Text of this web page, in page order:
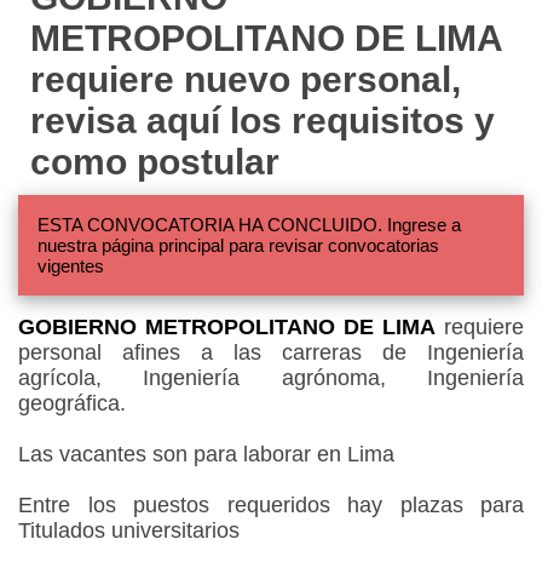
METROPOLITANO DE LIMA
requiere nuevo personal,
revisa aquí los requisitos y
como postular
ESTA CONVOCATORIA HA CONCLUIDO. Ingrese a
nuestra página principal para revisar convocatorias
vigentes
GOBIERNO METROPOLITANO DE LIMA requiere
personal afines a las carreras de Ingeniería
agrícola, Ingeniería agrónoma, Ingeniería
geográfica.
Las vacantes son para laborar en Lima
Entre los puestos requeridos hay plazas para
Titulados universitarios